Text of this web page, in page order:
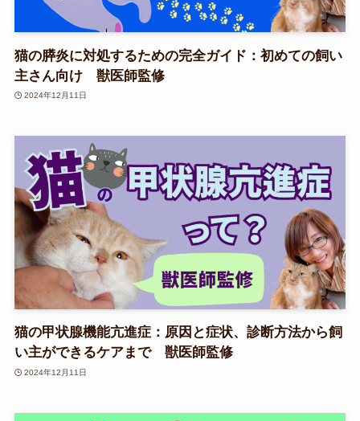
猫の膵炎に対処するための完全ガイド：初めての飼い
主さん向け 獣医師監修
2024年12月11日
猫の甲状腺機能亢進症：原因と症状、診断方法から飼
い主ができるケアまで 獣医師監修
2024年12月11日